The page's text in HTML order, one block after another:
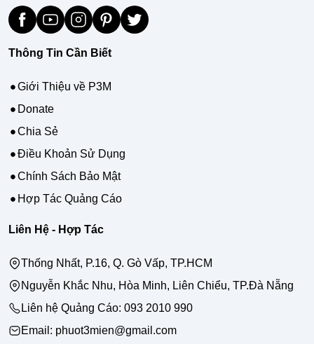
Thông Tin Cần Biết
Giới Thiệu về P3M
Donate
Chia Sẻ
Điều Khoản Sử Dụng
Chính Sách Bảo Mật
Hợp Tác Quảng Cáo
Liên Hệ - Hợp Tác
Thống Nhất, P.16, Q. Gò Vấp, TP.HCM
Nguyễn Khắc Nhu, Hòa Minh, Liên Chiểu, TP.Đà Nẵng
Liên hệ Quảng Cáo: 093 2010 990
Email: phuot3mien@gmail.com